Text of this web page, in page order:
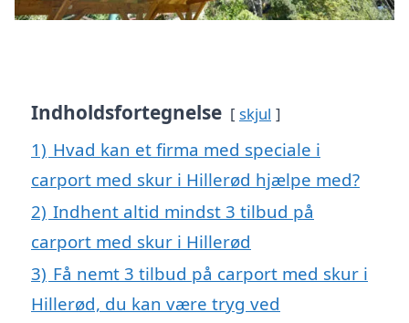
Indholdsfortegnelse skjul
1) Hvad kan et firma med speciale i
carport med skur i Hillerød hjælpe med?
2) Indhent altid mindst 3 tilbud på
carport med skur i Hillerød
3) Få nemt 3 tilbud på carport med skur i
Hillerød, du kan være tryg ved